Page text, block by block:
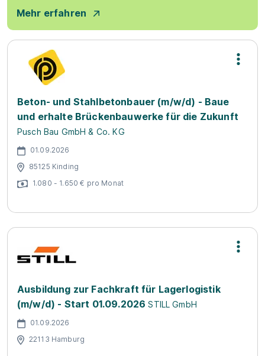
Mehr erfahren
Beton- und Stahlbetonbauer (m/w/d) - Baue
und erhalte Brückenbauwerke für die Zukunft
Pusch Bau GmbH & Co. KG
01.09.2026
85125 Kinding
1.080 - 1.650 € pro Monat
Ausbildung zur Fachkraft für Lagerlogistik
(m/w/d) - Start 01.09.2026 STILL GmbH
01.09.2026
22113 Hamburg